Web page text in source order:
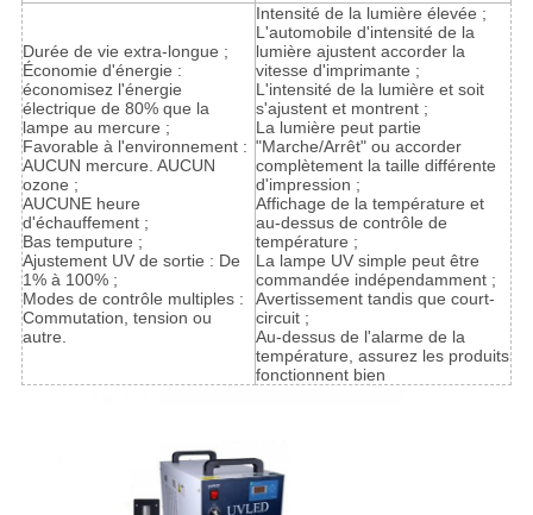
Durée de vie extra-longue ;
Économie d'énergie :
économisez l'énergie
électrique de 80% que la
lampe au mercure ;
Favorable à l'environnement :
AUCUN mercure. AUCUN
ozone ;
AUCUNE heure
d'échauffement ;
Bas temputure ;
Ajustement UV de sortie : De
1% à 100% ;
Modes de contrôle multiples :
Commutation, tension ou
autre.
Intensité de la lumière élevée ;
L'automobile d'intensité de la
lumière ajustent accorder la
vitesse d'imprimante ;
L'intensité de la lumière et soit
s'ajustent et montrent ;
La lumière peut partie
"Marche/Arrêt" ou accorder
complètement la taille différente
d'impression ;
Affichage de la température et
au-dessus de contrôle de
température ;
La lampe UV simple peut être
commandée indépendamment ;
Avertissement tandis que court-
circuit ;
Au-dessus de l'alarme de la
température, assurez les produits
fonctionnent bien